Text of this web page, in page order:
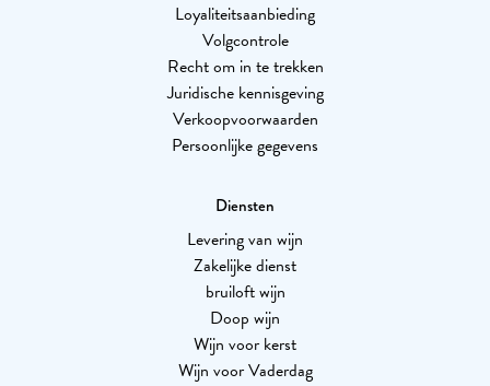
Loyaliteitsaanbieding
Volgcontrole
Recht om in te trekken
Juridische kennisgeving
Verkoopvoorwaarden
Persoonlijke gegevens
Diensten
Levering van wijn
Zakelijke dienst
bruiloft wijn
Doop wijn
Wijn voor kerst
Wijn voor Vaderdag